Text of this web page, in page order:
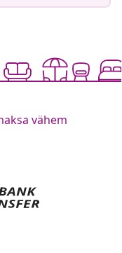
vähem